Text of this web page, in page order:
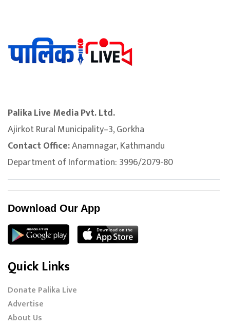
Palika Live Media Pvt. Ltd.
Ajirkot Rural Municipality–3, Gorkha
Contact Office:Anamnagar, Kathmandu
Department of Information: 3996/2079-80
Download Our App
Quick Links
Donate Palika Live
Advertise
About Us